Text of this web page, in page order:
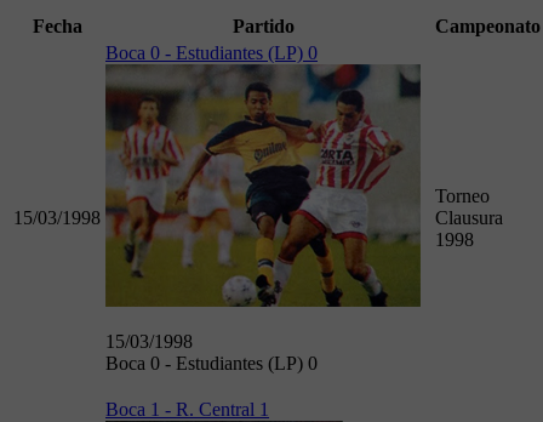
Fecha Partido Campeonato
15/03/1998
Boca 0 - Estudiantes (LP) 0
15/03/1998
Boca 0 - Estudiantes (LP) 0
Torneo
Clausura
1998
Boca 1 - R. Central 1